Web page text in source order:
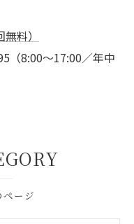
料）
（8:00〜17:00／年中
ージ